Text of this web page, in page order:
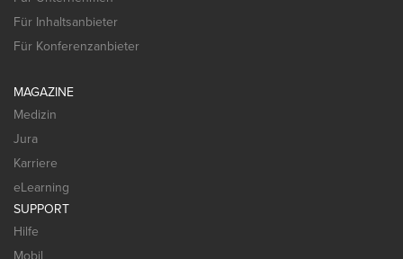
Für Inhaltsanbieter
Für Konferenzanbieter
MAGAZINE
Medizin
Jura
Karriere
eLearning
SUPPORT
Hilfe